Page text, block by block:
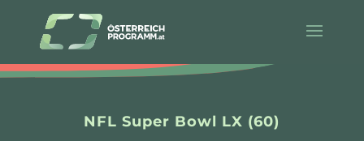
NFL Super Bowl LX (60)